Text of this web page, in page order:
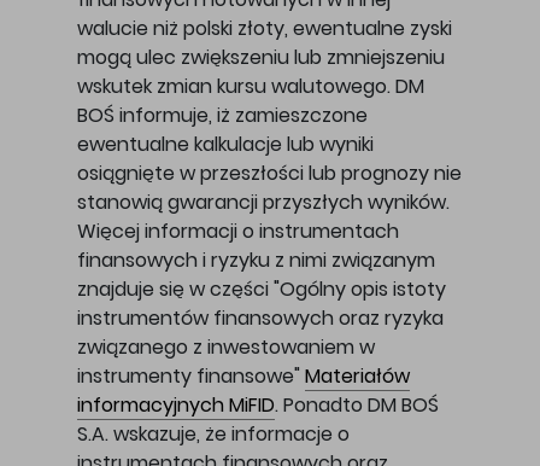
walucie niż polski złoty, ewentualne zyski
mogą ulec zwiększeniu lub zmniejszeniu
wskutek zmian kursu walutowego. DM
BOŚ informuje, iż zamieszczone
ewentualne kalkulacje lub wyniki
osiągnięte w przeszłości lub prognozy nie
stanowią gwarancji przyszłych wyników.
Więcej informacji o instrumentach
finansowych i ryzyku z nimi związanym
znajduje się w części "Ogólny opis istoty
instrumentów finansowych oraz ryzyka
związanego z inwestowaniem w
instrumenty finansowe" Materiałów
informacyjnych MiFID. Ponadto DM BOŚ
S.A. wskazuje, że informacje o